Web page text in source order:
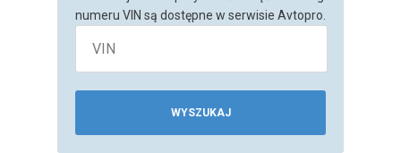
numeru VIN są dostępne w serwisie Avtopro.
WYSZUKAJ